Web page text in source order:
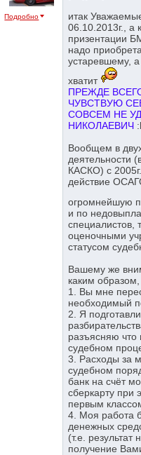
Подробно
итак
06.10.2013г., а
призентации
надо
устаревшему,
хватит
ПРЕЖДЕ
ЧУВСТВУЮ
СОВСЕМ НЕ
НИКОЛАЕВИЧ
Вообщем в
деятельности
КАСКО) с
действие
огромнейшую
и по
специалистов,
оценочными
статусом
Вашему же
каким
1. Вы мне
необходимый
2. Я
разъясняю что
судебном
3. Расходы за
судебном
банк на счёт
сберкарту при
первым
4. Моя работа
денежных
(т.е.
получение